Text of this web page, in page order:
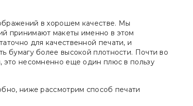
в хорошем качестве. Мы
принимают макеты именно в этом
для качественной печати, и
бумагу более высокой плотности. Почти во
это несомненно еще один плюс в пользу
ниже рассмотрим способ печати